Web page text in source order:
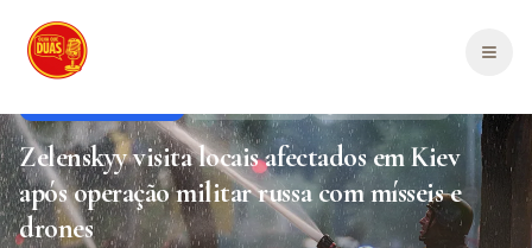
Zelenskyy visita locais afectados em Kiev
após operação militar russa com mísseis e
drones